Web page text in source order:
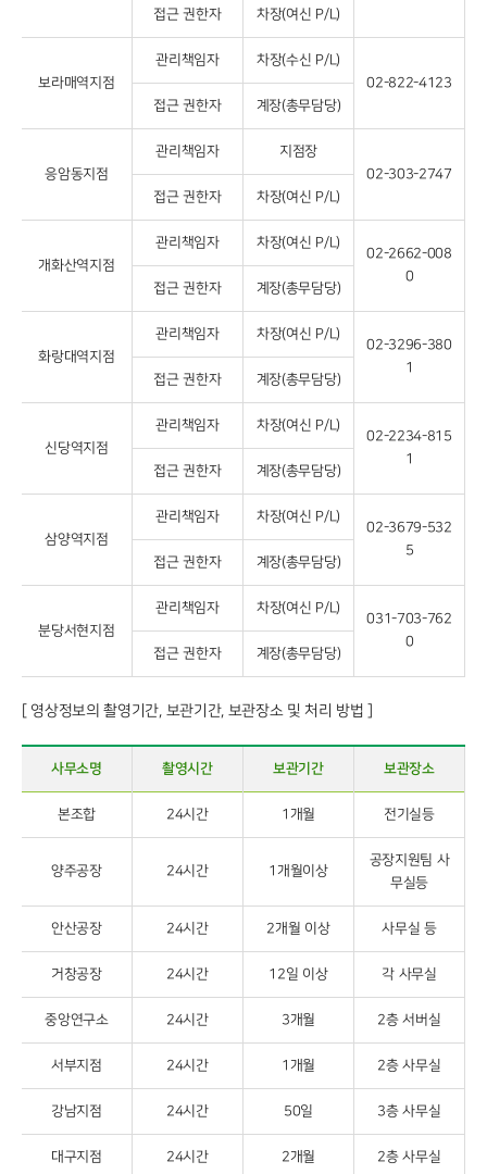
접근 권한자 차장(여신 P/L)
보라매역지점
관리책임자
차장(수신 P/L)
02-822-4123
접근 권한자
계장(총무담당)
응암동지점
관리책임자
지점장
02-303-2747
접근 권한자
차장(여신 P/L)
개화산역지점
관리책임자 차장(여신 P/L)
02-2662-008
0
접근 권한자 계장(총무담당)
화랑대역지점
관리책임자 차장(여신 P/L)
02-3296-380
1
접근 권한자 계장(총무담당)
신당역지점
관리책임자 차장(여신 P/L)
02-2234-815
1
접근 권한자 계장(총무담당)
삼양역지점
관리책임자 차장(여신 P/L)
02-3679-532
5
접근 권한자 계장(총무담당)
분당서현지점
관리책임자 차장(여신 P/L)
031-703-762
0
접근 권한자 계장(총무담당)
[ 영상정보의 촬영기간, 보관기간, 보관장소 및 처리 방법 ]
사무소명 촬영시간 보관기간 보관장소
본조합 24시간 1개월 전기실등
양주공장 24시간 1개월이상
공장지원팀 사
무실등
안산공장 24시간 2개월 이상 사무실 등
거창공장 24시간 12일 이상 각 사무실
중앙연구소 24시간 3개월 2층 서버실
서부지점 24시간 1개월 2층 사무실
강남지점 24시간 50일 3층 사무실
대구지점 24시간 2개월 2층 사무실